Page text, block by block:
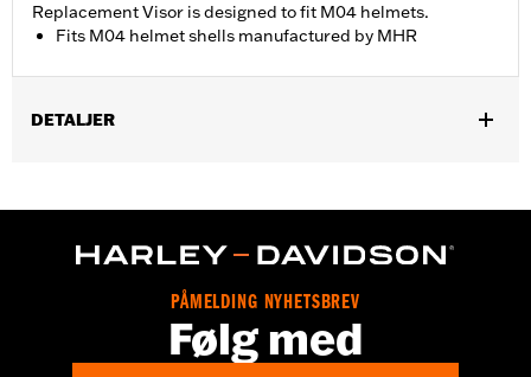
Replacement Visor is designed to fit M04 helmets.
Fits M04 helmet shells manufactured by MHR
DETALJER
Collection:Genuine Motorclothes
d.com/warrantyfor full details
PÅMELDING NYHETSBREV
Følg med